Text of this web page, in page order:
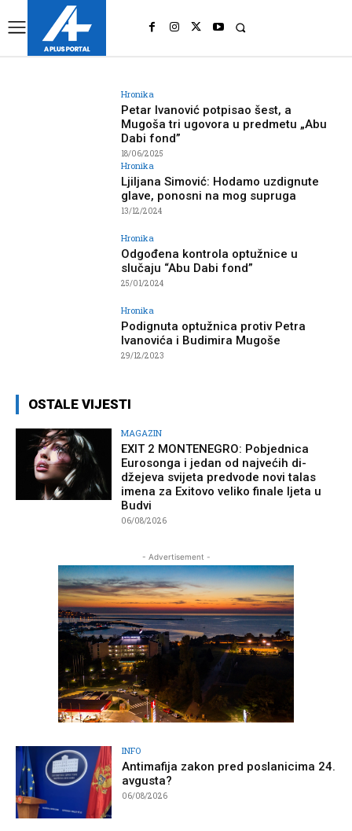
Hronika
Petar Ivanović potpisao šest, a
Mugoša tri ugovora u predmetu „Abu
Dabi fond”
18/06/2025
Hronika
Ljiljana Simović: Hodamo uzdignute
glave, ponosni na mog supruga
13/12/2024
Hronika
Odgođena kontrola optužnice u
slučaju “Abu Dabi fond”
25/01/2024
Hronika
Podignuta optužnica protiv Petra
Ivanovića i Budimira Mugoše
29/12/2023
OSTALE VIJESTI
MAGAZIN
EXIT 2 MONTENEGRO: Pobjednica
Eurosonga i jedan od najvećih di-
džejeva svijeta predvode novi talas
imena za Exitovo veliko finale ljeta u
Budvi
06/08/2026
- Advertisement -
INFO
Antimafija zakon pred poslanicima 24.
avgusta?
06/08/2026